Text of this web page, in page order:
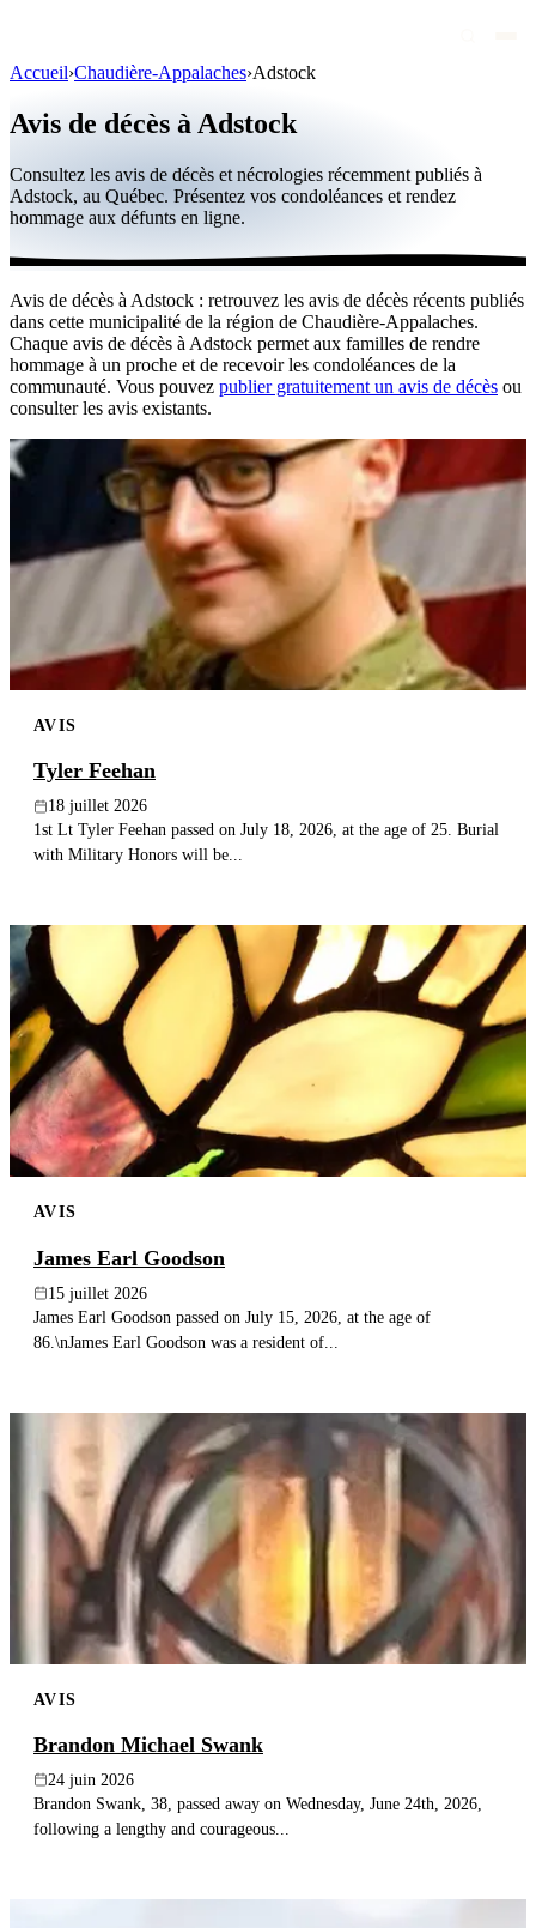
Personnalités publiques
Québec
Canada
International
Par région
Par ville
Maisons funéraires
Publier un avis
Accueil›Chaudière-Appalaches›Adstock
Avis de décès à Adstock
Consultez les avis de décès et nécrologies récemment publiés à
Adstock, au Québec. Présentez vos condoléances et rendez
hommage aux défunts en ligne.
Avis de décès à Adstock : retrouvez les avis de décès récents publiés
dans cette municipalité de la région de Chaudière-Appalaches.
Chaque avis de décès à Adstock permet aux familles de rendre
hommage à un proche et de recevoir les condoléances de la
communauté. Vous pouvez publier gratuitement un avis de décès ou
consulter les avis existants.
AVIS
Tyler Feehan
18 juillet 2026
1st Lt Tyler Feehan passed on July 18, 2026, at the age of 25. Burial
with Military Honors will be...
AVIS
James Earl Goodson
15 juillet 2026
James Earl Goodson passed on July 15, 2026, at the age of
86.\nJames Earl Goodson was a resident of...
AVIS
Brandon Michael Swank
24 juin 2026
Brandon Swank, 38, passed away on Wednesday, June 24th, 2026,
following a lengthy and courageous...